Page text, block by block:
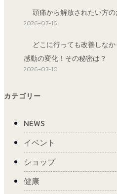
頭痛から解放されたい方
2026-07-16
どこに行っても改善しな
感動の変化！その秘密は？
2026-07-10
カテゴリー
NEWS
イベント
ショップ
健康